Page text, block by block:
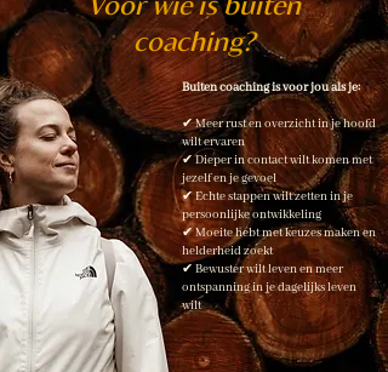
coaching?
Buiten coaching is voor jou als je:
✔ Meer rust en overzicht in je hoofd
wilt ervaren
✔ Dieper in contact wilt komen met
jezelf en je gevoel
✔ Echte stappen wilt zetten in je
persoonlijke ontwikkeling
✔ Moeite hebt met keuzes maken en
helderheid zoekt
✔ Bewuster wilt leven en meer
ontspanning in je dagelijks leven
wilt